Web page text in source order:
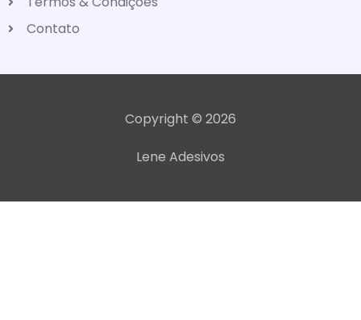
Contato
Copyright © 2026
Lene Adesivos